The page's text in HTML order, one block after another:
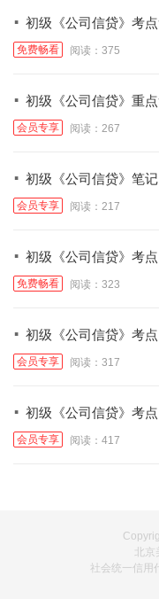
· 初级《公司信贷》考
免费畅看 阅读：375
· 初级《公司信贷》重
会员专享 阅读：267
· 初级《公司信贷》笔
会员专享 阅读：217
· 初级《公司信贷》考
免费畅看 阅读：323
· 初级《公司信贷》考
会员专享 阅读：317
· 初级《公司信贷》考
会员专享 阅读：417
北
社会统一信用